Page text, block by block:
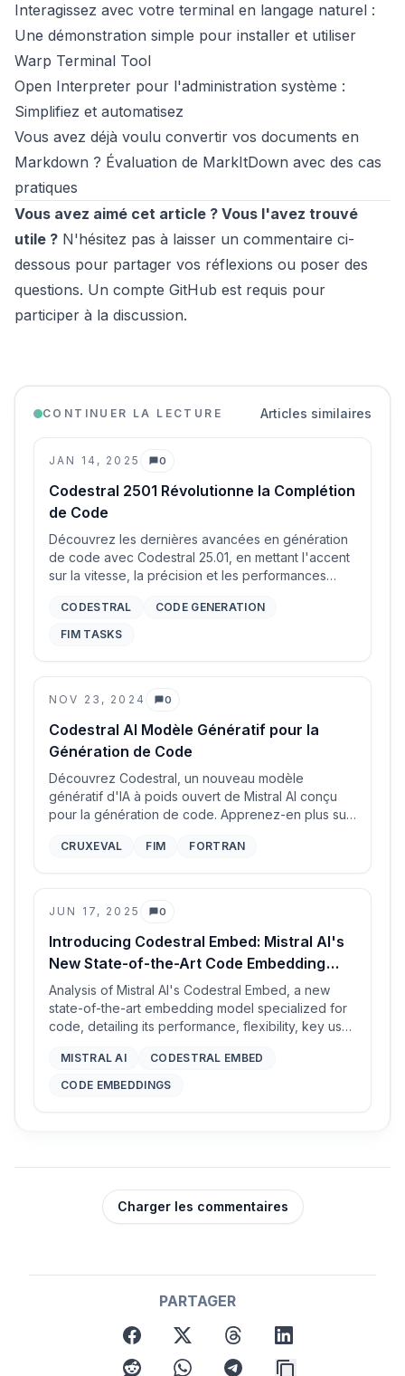
Interagissez avec votre terminal en langage naturel :
Une démonstration simple pour installer et utiliser
Warp Terminal Tool
Open Interpreter pour l'administration système :
Simplifiez et automatisez
Vous avez déjà voulu convertir vos documents en
Markdown ? Évaluation de MarkItDown avec des cas
pratiques
Vous avez aimé cet article ? Vous l'avez trouvé
utile ? N'hésitez pas à laisser un commentaire ci-
dessous pour partager vos réflexions ou poser des
questions. Un compte GitHub est requis pour
participer à la discussion.
CONTINUER LA LECTURE Articles similaires
JAN 14, 2025 0
Commentaires
Codestral 2501 Révolutionne la Complétion
de Code
Découvrez les dernières avancées en génération
de code avec Codestral 25.01, en mettant l'accent
sur la vitesse, la précision et les performances
milieu (FIM).
CODESTRAL
CODE GENERATION
FIM TASKS
NOV 23, 2024 0
Commentaires
Codestral AI Modèle Génératif pour la
Génération de Code
Découvrez Codestral, un nouveau modèle
génératif d'IA à poids ouvert de Mistral AI conçu
pour la génération de code. Apprenez-en plus sur
son accessibilité.
CRUXEVAL FIM FORTRAN
JUN 17, 2025 0
Commentaires
Introducing Codestral Embed: Mistral AI's
New State-of-the-Art Code Embedding
Model
Analysis of Mistral AI's Codestral Embed, a new
state-of-the-art embedding model specialized for
code, detailing its performance, flexibility, key use
availability.
MISTRAL AI
CODESTRAL EMBED
CODE EMBEDDINGS
Charger les commentaires
PARTAGER
facebook
x threads linkedin
reddit whatsapptelegram